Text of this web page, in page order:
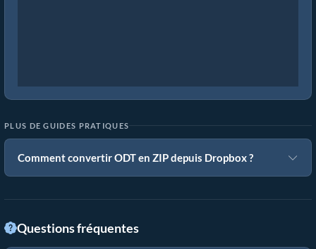
PLUS DE GUIDES PRATIQUES
Comment convertir ODT en ZIP depuis Dropbox ?
Questions fréquentes